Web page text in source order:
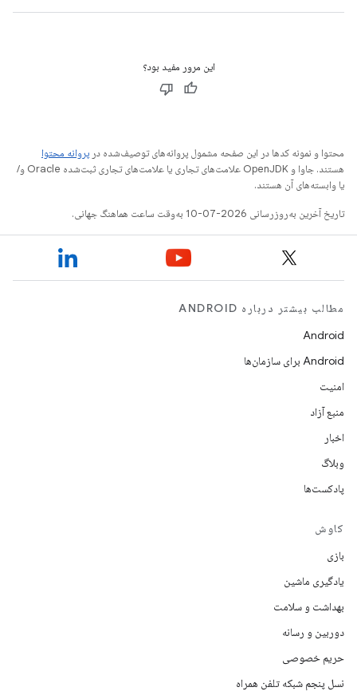
این مرور مفید بود؟
محتوا و نمونه کدها در این صفحه مشمول پروانه‌های توصیف‌شده در پروانه محتوا
هستند. جاوا و OpenJDK علامت‌های تجاری یا علامت‌های تجاری ثبت‌شده Oracle و/
یا وابسته‌های آن هستند.
تاریخ آخرین به‌روزرسانی 2026-07-10 به‌وقت ساعت هماهنگ جهانی.
مطالب بیشتر درباره ANDROID
Android
Android برای سازمان‌ها
امنیت
منبع آزاد
اخبار
وبلاگ
پادکست‌ها
کاوش
بازی
یادگیری ماشین
بهداشت و سلامت
دوربین و رسانه
حریم خصوصی
نسل پنجم شبکه تلفن همراه